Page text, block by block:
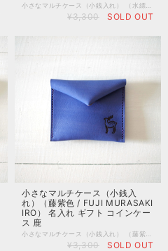
¥3,300 SOLD OUT
小さなマルチケース（小銭入
れ）（藤紫色 / FUJI MURASAKI
IRO） 名入れ ギフト コインケー
ス 鹿
¥3,300 SOLD OUT